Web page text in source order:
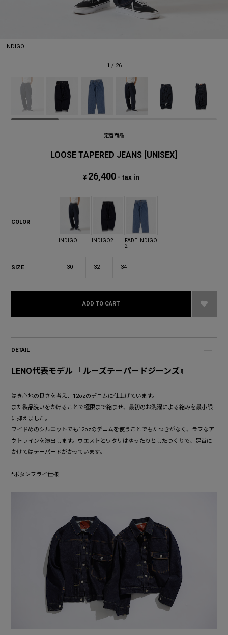
定番商品
LOOSE TAPERED JEANS [UNISEX]
¥ 26,400 - tax in
COLOR
INDIGO INDIGO2
FADE INDIGO
2
SIZE 30 32 34
ADD TO CART
DETAIL
LENO代表モデル 『ルーズテーパードジーンズ』
はき心地の良さを考え、12ozのデニムに仕上げています。
また製品洗いをかけることで極限まで縮ませ、最初のお洗濯による縮みを最小限
に抑えました。
ワイドめのシルエットでも12ozのデニムを使うことでもたつきがなく、ラフなア
ウトラインを演出します。ウエストとワタリはゆったりとしたつくりで、足首に
かけてはテーパードがかっています。
*ボタンフライ仕様
INDIGO
1 / 26